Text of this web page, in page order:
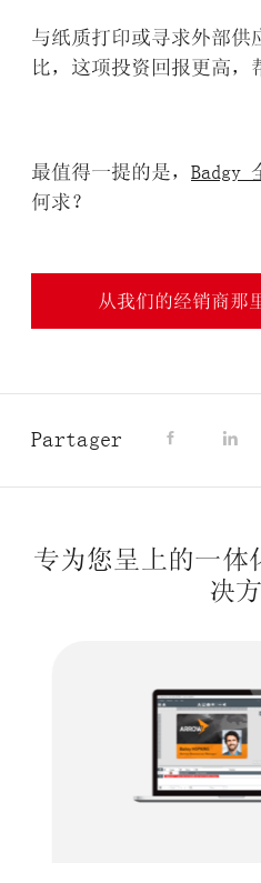
与纸质打印或寻求外部供
比，这项投资回报更高，
最值得一提的是， Badgy
何求？
从我们的经销商那
Partager
专为您呈上的一体
决